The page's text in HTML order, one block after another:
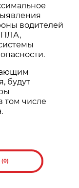
водителей
будут
том числе